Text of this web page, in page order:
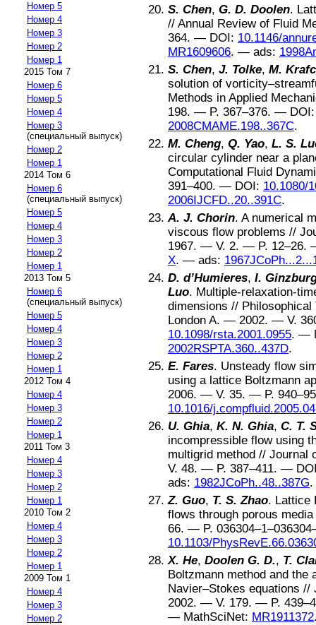
Номер 5
Номер 4
Номер 3
Номер 2
Номер 1
2015 Том 7
Номер 6
Номер 5
Номер 4
Номер 3
(специальный выпуск)
Номер 2
Номер 1
2014 Том 6
Номер 6
(специальный выпуск)
Номер 5
Номер 4
Номер 3
Номер 2
Номер 1
2013 Том 5
Номер 6
(специальный выпуск)
Номер 5
Номер 4
Номер 3
Номер 2
Номер 1
2012 Том 4
Номер 4
Номер 3
Номер 2
Номер 1
2011 Том 3
Номер 4
Номер 3
Номер 2
Номер 1
2010 Том 2
Номер 4
Номер 3
Номер 2
Номер 1
2009 Том 1
Номер 4
Номер 3
Номер 2
S. Chen, G. D. Doolen.
// Annual Review of Fluid
364. — DOI: 10.1146/
MR1609606. — ads:
S. Chen, J. Tolke, M.
solution of
Methods in Applied
198. — P. 367–376. —
2008CMAME.198..367C.
M. Cheng, Q. Yao, L. S.
circular cylinder near a
Computational Fluid
391–400. — DOI: 10.1080/
2006IJCFD..20..391C.
A. J. Chorin. A numerical
viscous flow problems //
1967. — V. 2. — P. 12–26.
X. — ads:
D. d’Humieres, I.
Luo. Multiple-relaxation-
dimensions //
London A. — 2002. — V.
10.1098/rsta.2001.0955. —
2002RSPTA.360..437D.
E. Fares. Unsteady flow
using a lattice Boltzmann
2006. — V. 35. — P.
10.1016/
U. Ghia, K. N. Ghia, C. T.
incompressible flow using
multigrid method // Journal
V. 48. — P. 387–411. —
ads: 1982JCoPh..48..387G.
Z. Guo, T. S. Zhao. Lattice
flows through porous media
66. — P.
10.1103/
X. He, Doolen G. D., T.
Boltzmann method and
Navier–Stokes equations //
2002. — V. 179. — P.
— MathSciNet: MR1911372